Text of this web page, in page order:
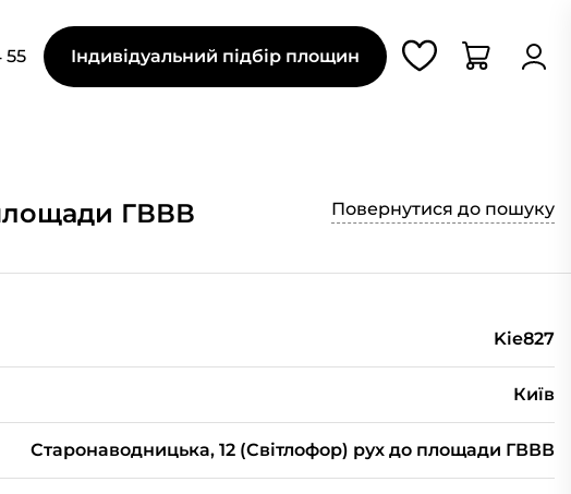
55 Індивідуальний підбір площин
ГВВВ Повернутися до пошуку
Kie827
Київ
Старонаводницька, 12 (Світлофор) рух до площади ГВВВ